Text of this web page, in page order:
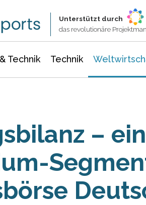
Unterstützt durch
das revolutionäre
Technik Technik
–